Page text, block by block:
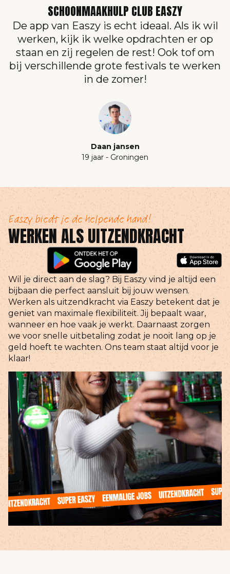
SCHOONMAAKHULP CLUB EASZY
De app van Easzy is echt ideaal. Als ik wil
werken, kijk ik welke opdrachten er op
staan en zij regelen de rest! Ook tof om
bij verschillende grote festivals te werken
in de zomer!
Daan jansen
19 jaar - Groningen
Easzy biedt je de helpende hand!
WERKEN ALS UITZENDKRACHT
Wil je direct aan de slag? Bij Easzy vind je altijd een
bijbaan die perfect aansluit bij jouw wensen.
Werken als uitzendkracht via Easzy betekent dat je
geniet van maximale flexibiliteit. Jij bepaalt waar,
wanneer en hoe vaak je werkt. Daarnaast zorgen
we voor snelle uitbetaling zodat je nooit lang op je
geld hoeft te wachten. Ons team staat altijd voor je
klaar!